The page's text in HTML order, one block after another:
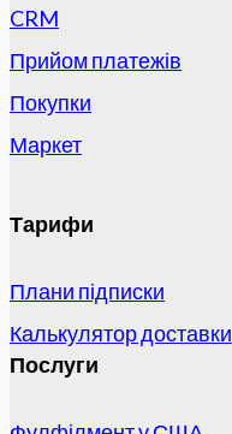
CRM
Прийом платежів
Покупки
Маркет
Тарифи
Плани підписки
Калькулятор доставки
Послуги